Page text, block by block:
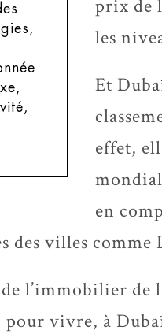
prix de
les
Et
effet,
en
des villes
l’immobilier de
pour vivre, à